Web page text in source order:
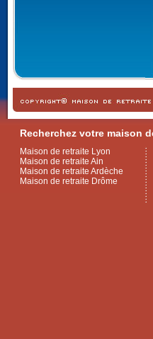
Recherchez votre maison
Maison de retraite Lyon
Maison de retraite Ain
Maison de retraite Ardèche
Maison de retraite Drôme